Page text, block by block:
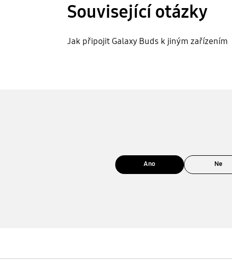
Související otázky
Jak připojit Galaxy Buds k jiným zařízením
Ano Ne